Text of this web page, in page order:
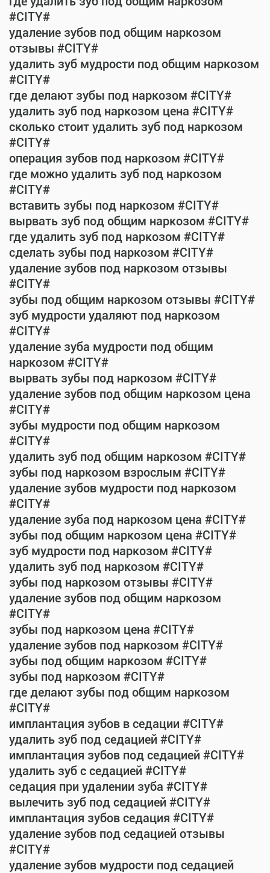
#CITY#
удаление зубов под общим наркозом
отзывы #CITY#
удалить зуб мудрости под общим наркозом
#CITY#
где делают зубы под наркозом #CITY#
удалить зуб под наркозом цена #CITY#
сколько стоит удалить зуб под наркозом
#CITY#
операция зубов под наркозом #CITY#
где можно удалить зуб под наркозом
#CITY#
вставить зубы под наркозом #CITY#
вырвать зуб под общим наркозом #CITY#
где удалить зуб под наркозом #CITY#
сделать зубы под наркозом #CITY#
удаление зубов под наркозом отзывы
#CITY#
зубы под общим наркозом отзывы #CITY#
зуб мудрости удаляют под наркозом
#CITY#
удаление зуба мудрости под общим
наркозом #CITY#
вырвать зубы под наркозом #CITY#
удаление зубов под общим наркозом цена
#CITY#
зубы мудрости под общим наркозом
#CITY#
удалить зуб под общим наркозом #CITY#
зубы под наркозом взрослым #CITY#
удаление зубов мудрости под наркозом
#CITY#
удаление зуба под наркозом цена #CITY#
зубы под общим наркозом цена #CITY#
зуб мудрости под наркозом #CITY#
удалить зуб под наркозом #CITY#
зубы под наркозом отзывы #CITY#
удаление зубов под общим наркозом
#CITY#
зубы под наркозом цена #CITY#
удаление зубов под наркозом #CITY#
зубы под общим наркозом #CITY#
зубы под наркозом #CITY#
где делают зубы под общим наркозом
#CITY#
имплантация зубов в седации #CITY#
удалить зуб под седацией #CITY#
имплантация зубов под седацией #CITY#
удалить зуб с седацией #CITY#
седация при удалении зуба #CITY#
вылечить зуб под седацией #CITY#
имплантация зубов седация #CITY#
удаление зубов под седацией отзывы
#CITY#
удаление зубов мудрости под седацией